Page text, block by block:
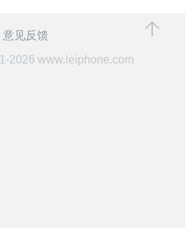
意见反馈
2026 www.leiphone.com